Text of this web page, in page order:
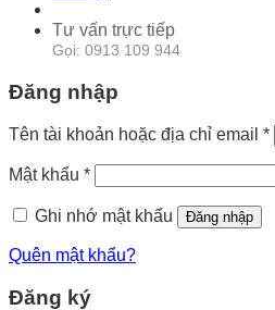
Tư vấn trực tiếp
Gọi: 0913 109 944
Đăng nhập
Tên tài khoản hoặc địa chỉ email *
Mật khẩu *
Ghi nhớ mật khẩu Đăng nhập
Quên mật khẩu?
Đăng ký